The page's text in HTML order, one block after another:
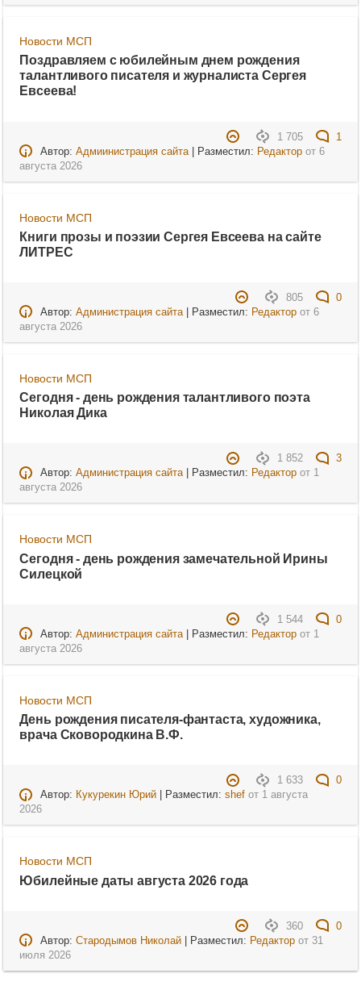
Новости МСП
Поздравляем с юбилейным днем рождения
талантливого писателя и журналиста Сергея
Евсеева!
1 705
1
Автор: Адмиинистрация сайта| Разместил: Редакторот 6
августа 2026
Новости МСП
Книги прозы и поэзии Сергея Евсеева на сайте
ЛИТРЕС
805
0
Автор: Администрация сайта| Разместил: Редакторот 6
августа 2026
Новости МСП
Сегодня - день рождения талантливого поэта
Николая Дика
1 852
3
Автор: Администрация сайта| Разместил: Редакторот 1
августа 2026
Новости МСП
Сегодня - день рождения замечательной Ирины
Силецкой
1 544
0
Автор: Администрация сайта| Разместил: Редакторот 1
августа 2026
Новости МСП
День рождения писателя-фантаста, художника,
врача Сковородкина В.Ф.
1 633
0
Автор: Кукурекин Юрий| Разместил: shefот 1 августа
2026
Новости МСП
Юбилейные даты августа 2026 года
360
0
Автор: Стародымов Николай| Разместил: Редакторот 31
июля 2026